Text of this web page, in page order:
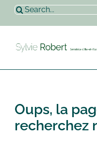
Passer
contenu
Rechercher:
Sylvie Robert
Oups, la
recherchez